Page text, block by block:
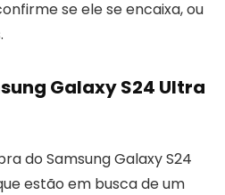
se ele se encaixa, ou
Galaxy S24 Ultra
do Samsung Galaxy S24
estão em busca de um